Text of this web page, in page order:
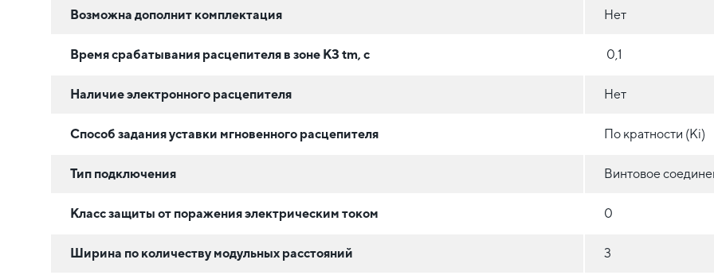
Возможна дополнит комплектация Нет
Время срабатывания расцепителя в зоне КЗ tm, с 0,1
Наличие электронного расцепителя Нет
Способ задания уставки мгновенного расцепителя По кратности (Ki)
Тип подключения Винтовое
Класс защиты от поражения электрическим током 0
Ширина по количеству модульных расстояний 3